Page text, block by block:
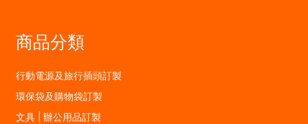
商品分類
行動電源及旅行插頭訂製
環保袋及購物袋訂製
文具 | 辦公用品訂製